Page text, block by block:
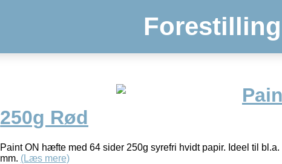
250g Rød
Paint ON hæfte med 64 sider 250g syrefri hvidt papir. Ideel til
mm. (Læs mere)